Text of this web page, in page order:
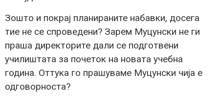
Зошто и покрај планираните набавки, досега
тие не се спроведени? Зарем Муцунски не ги
праша директорите дали се подготвени
училиштата за почеток на новата учебна
година. Оттука го прашуваме Муцунски чија е
одговорноста?